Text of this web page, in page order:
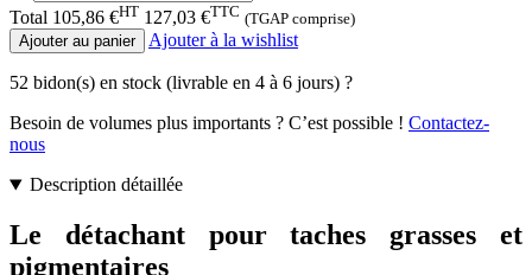
Total 105,86 €HT 127,03 €TTC (TGAP comprise)
Ajouter au panier
Ajouter à la wishlist
52 bidon(s) en stock (livrable en 4 à 6 jours) ?
Besoin de volumes plus importants ? C’est possible ! Contactez-
nous
Description détaillée
Le détachant pour taches grasses et
pigmentaires